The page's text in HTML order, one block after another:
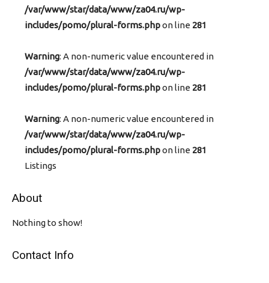
/var/www/star/data/www/za04.ru/wp-
includes/pomo/plural-forms.phpon line 281
Warning: A non-numeric value encountered in
/var/www/star/data/www/za04.ru/wp-
includes/pomo/plural-forms.phpon line 281
Warning: A non-numeric value encountered in
/var/www/star/data/www/za04.ru/wp-
includes/pomo/plural-forms.phpon line 281
Listings
About
Nothing to show!
Contact Info